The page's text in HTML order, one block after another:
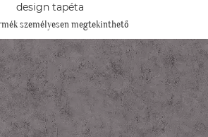
design tapéta
személyesen megtekinthető